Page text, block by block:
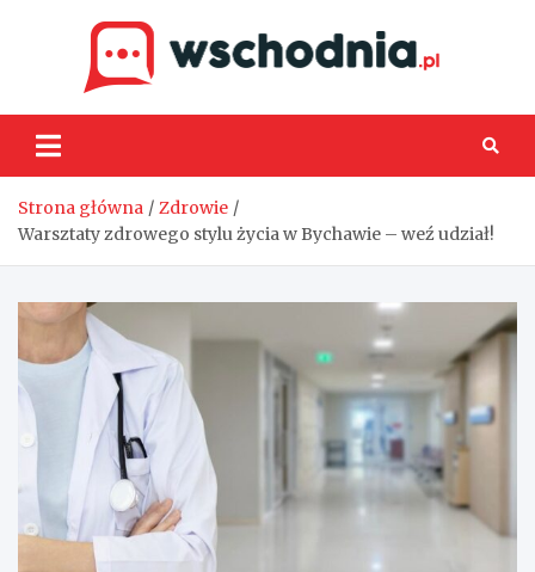
Strona główna
Zdrowie
Warsztaty zdrowego stylu życia w Bychawie – weź udział!